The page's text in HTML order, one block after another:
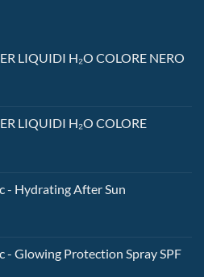
LIQUIDI H₂O COLORE NERO
LIQUIDI H₂O COLORE
- Hydrating After Sun
- Glowing Protection Spray SPF